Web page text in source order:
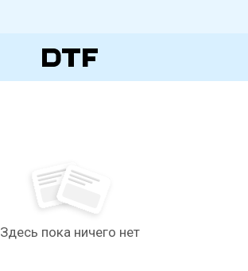
Здесь пока ничего нет